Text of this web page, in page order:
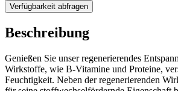
Verfügbarkeit abfragen
Beschreibung
Genießen Sie unser regenerierendes
Wirkstoffe, wie B-Vitamine und Proteine,
Feuchtigkeit. Neben der regenerierenden